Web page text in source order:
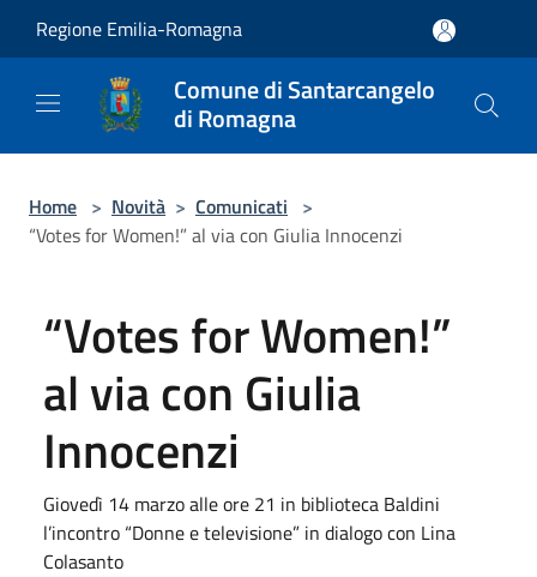
Regione Emilia-Romagna
Comune di Santarcangelo
di Romagna
Home > Novità > Comunicati >
“Votes for Women!” al via con Giulia Innocenzi
“Votes for Women!”
al via con Giulia
Innocenzi
Giovedì 14 marzo alle ore 21 in biblioteca Baldini
l’incontro “Donne e televisione” in dialogo con Lina
Colasanto